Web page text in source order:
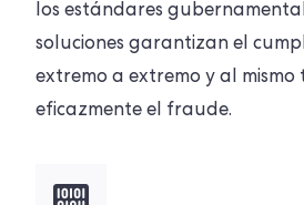
los estándares
soluciones garantizan el
extremo a extremo y al mismo
eficazmente el fraude.